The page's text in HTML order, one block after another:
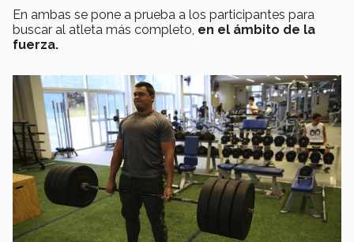
En ambas se pone a prueba a los participantes para
buscar al atleta más completo, en el ámbito de la
fuerza.